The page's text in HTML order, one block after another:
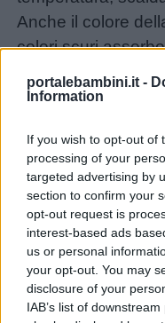
portalebambini.it -
Information
If you wish to opt-out of
processing of your
targeted advertising by
section to confirm your
opt-out request is
interest-based ads
us or personal
your opt-out. You may
disclosure of your
IAB’s list of
maschili
femminili
Frasi
e
aforismi
Buongiorno
Buonanotte
Anche il colore
colori scuri
calore, mentre i
spazio. Ad
Invece, l’asfalto,
maggior parte dei
Anche le
contribuiscono ad
città: infatti, i
calore e lo